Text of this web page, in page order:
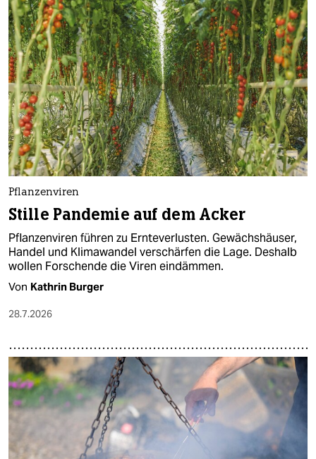
Pflanzenviren
Stille Pandemie auf dem Acker
Pflanzenviren führen zu Ernteverlusten. Gewächshäuser,
Handel und Klimawandel verschärfen die Lage. Deshalb
wollen Forschende die Viren eindämmen.
Von Kathrin Burger
28.7.2026